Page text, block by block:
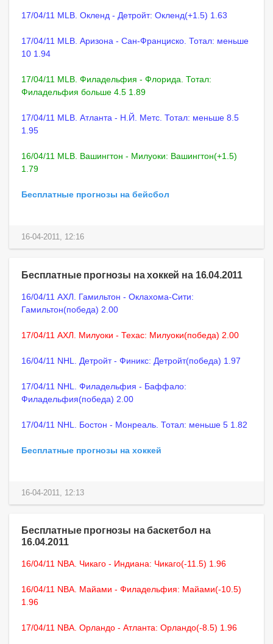
17/04/11 MLB. Окленд - Детройт: Окленд(+1.5) 1.63
17/04/11 MLB. Аризона - Сан-Франциско. Тотал: меньше
10 1.94
17/04/11 MLB. Филадельфия - Флорида. Тотал:
Филадельфия больше 4.5 1.89
17/04/11 MLB. Атланта - Н.Й. Метс. Тотал: меньше 8.5
1.95
16/04/11 MLB. Вашингтон - Милуоки: Вашингтон(+1.5)
1.79
Бесплатные прогнозы на бейсбол
16-04-2011, 12:16
Бесплатные прогнозы на хоккей на 16.04.2011
16/04/11 АХЛ. Гамильтон - Оклахома-Сити:
Гамильтон(победа) 2.00
17/04/11 АХЛ. Милуоки - Техас: Милуоки(победа) 2.00
16/04/11 NHL. Детройт - Финикс: Детройт(победа) 1.97
17/04/11 NHL. Филадельфия - Баффало:
Филадельфия(победа) 2.00
17/04/11 NHL. Бостон - Монреаль. Тотал: меньше 5 1.82
Бесплатные прогнозы на хоккей
16-04-2011, 12:13
Бесплатные прогнозы на баскетбол на
16.04.2011
16/04/11 NBA. Чикаго - Индиана: Чикаго(-11.5) 1.96
16/04/11 NBA. Майами - Филадельфия: Майами(-10.5)
1.96
17/04/11 NBA. Орландо - Атланта: Орландо(-8.5) 1.96